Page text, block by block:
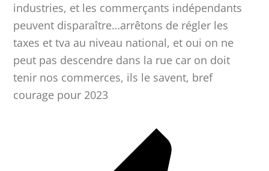
industries, et les commerçants indépendants
peuvent disparaître…arrêtons de régler les
taxes et tva au niveau national, et oui on ne
peut pas descendre dans la rue car on doit
tenir nos commerces, ils le savent, bref
courage pour 2023